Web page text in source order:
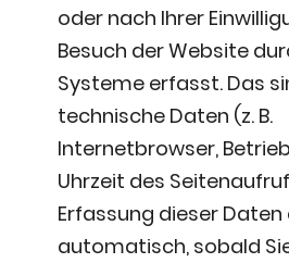
oder nach Ihrer
Besuch der Website
Systeme erfasst. Das
technische Daten (z. B.
Internetbrowser,
Uhrzeit des
Erfassung dieser
automatisch, sobald